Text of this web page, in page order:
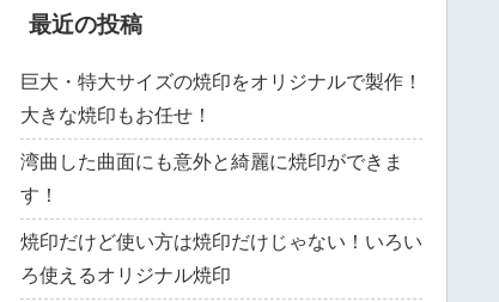
最近の投稿
巨大・特大サイズの焼印をオリジナルで製作！
大きな焼印もお任せ！
湾曲した曲面にも意外と綺麗に焼印ができま
す！
焼印だけど使い方は焼印だけじゃない！いろい
ろ使えるオリジナル焼印